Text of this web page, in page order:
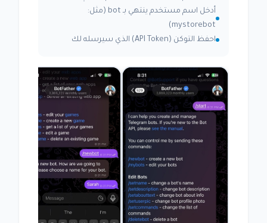
أدخل اسم مستخدم ينتهي بـ bot (مثل:
mystorebot)
احفظ التوكن (API Token) الذي سيرسله لك